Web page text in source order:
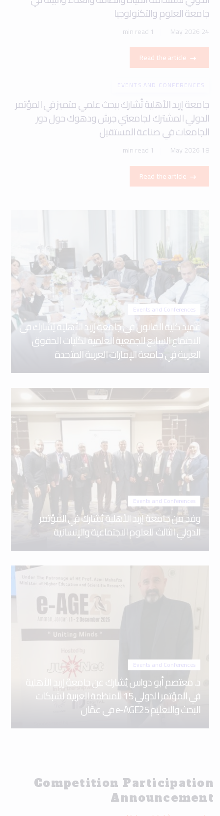
جامعة العلوم والتكنولوجيا
24 May 2026
1 min read
Read the article
EVENTS AND CONFERENCES
جامعة إربد الأهلية تُشارك ببحث علمي متميز في المؤتمر
الدولي المشترك لجامعتي جرش ودهوك حول دور
الجامعات في صناعة المستقبل
18 May 2026
1 min read
Read the article
Events and Conferences
عميد كلية القانون في جامعة إربد الأهلية يُشارك في
الاجتماع السابع للجمعية العلمية لكليات الحقوق
العربية في جامعة الإمارات العربية المتحدة
Events and Conferences
وفد من جامعة إربد الأهلية يُشارك في المؤتمر
الدولي الثالث للعلوم الاجتماعية والإنسانية
Events and Conferences
د. معتصم أبو دواس يُشارك عن جامعة إربد الأهلية
في المؤتمر الدولي 15 للمنظمة العربية لشبكات
البحث والتعليم e-AGE25 في عمّان
Competition Participation
Announcement